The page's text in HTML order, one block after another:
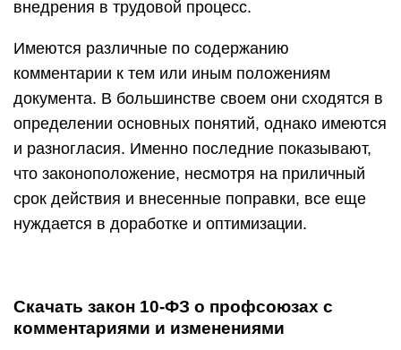
внедрения в трудовой процесс.
Имеются различные по содержанию
комментарии к тем или иным положениям
документа. В большинстве своем они сходятся в
определении основных понятий, однако имеются
и разногласия. Именно последние показывают,
что законоположение, несмотря на приличный
срок действия и внесенные поправки, все еще
нуждается в доработке и оптимизации.
Скачать закон 10-ФЗ о профсоюзах с
комментариями и изменениями